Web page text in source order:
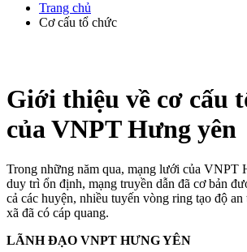
Trang chủ
Cơ cấu tổ chức
Giới thiệu về cơ cấu
của VNPT Hưng yên
Trong những năm qua, mạng lưới của VNPT
duy trì ổn định, mạng truyền dẫn đã cơ bản
cả các huyện, nhiều tuyến vòng ring tạo độ an
xã đã có cáp quang.
LÃNH ĐẠO VNPT HƯNG YÊN